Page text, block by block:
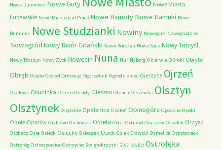
Nowe Duninowo Nowe Guty
Nowe Miasto
Lubawskie Nowe Miasto nad Pilicą Nowe Ramoty Nowe Ramuki Nowe
Rumunki Nowe Studzianki Nowiny Nowogard Nowogrodziec
Nowogród Nowy Dwór Gdański Nowy Korczyn Nowy Sącz Nowy Tomyśl
Nowy Troszyn Nowy Zyck Nowęcin Nuna Nur Nyborg Obierwia Obroki Obryte
Obrąb Ocięte Ocypel Odrowąż Ogorzelnik Ogrodzieniec Ojerzyce Ojrzeń
Okalewo Okuninka Olecko Olendy Oleszno Olpuch Olszewka Olsztyn
Olsztynek Olędzkie Opalenica Opaleń Opinogóra Opoczno Opoki
Opole Oporów Orchowo Orchówek Orneta Ortel Ortrand Oryszew Orzełek Orzysz
Oschatz Osie Osieck Osiecko Osieczek Osiek Osiek Drawski Osmolice Osnabrueck
Ostroróg Ostroszowice Ostrowiec Świętokrzyski Ostrowite Ostrołęka